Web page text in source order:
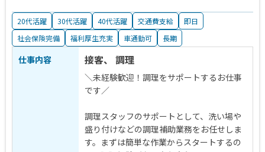
20代活躍 30代活躍 40代活躍 交通費支給
即日
社会保険完備
福利厚生充実 車通勤可 長期
仕事内容 接客、 調理
＼未経験歓迎！調理をサポートするお仕事
です／
調理スタッフのサポートとして、洗い場や
盛り付けなどの調理補助業務をお任せしま
す。まずは簡単な作業からスタートするの